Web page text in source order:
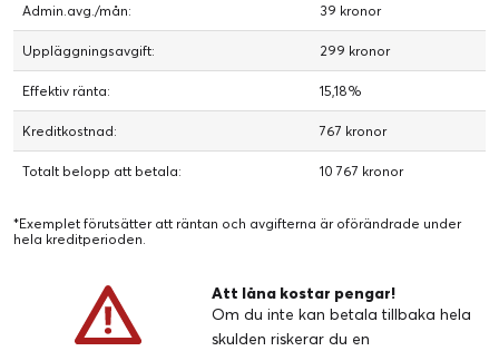
Admin.avg./mån: 39 kronor
Uppläggningsavgift: 299 kronor
Effektiv ränta: 15,18%
Kreditkostnad: 767 kronor
Totalt belopp att betala: 10 767 kronor
*Exemplet förutsätter att räntan och avgifterna är oförändrade under
hela kreditperioden.
Att låna kostar pengar!
Om du inte kan betala tillbaka hela
skulden riskerar du en